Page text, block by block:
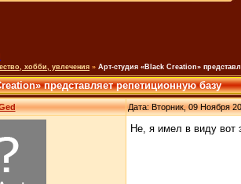
хобби, увлечения » Арт-студия «Black Creation»
представляет репетиционную базу
Дата: Вторник, 09 Ноября
Не, я имел в виду вот